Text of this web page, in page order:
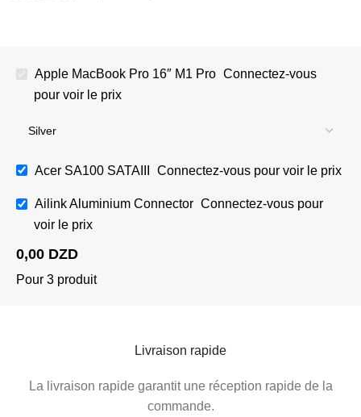
Apple MacBook Pro 16″ M1 Pro Connectez-vous
pour voir le prix
Acer SA100 SATAIII Connectez-vous pour voir le prix
Ailink Aluminium Connector Connectez-vous pour
voir le prix
0,00 DZD
Pour 3 produit
Livraison rapide
La livraison rapide garantit une réception rapide de la
commande.